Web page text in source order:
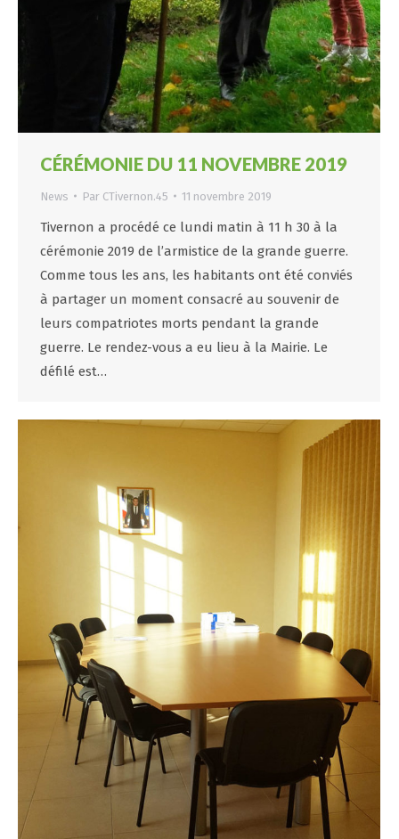
CÉRÉMONIE DU 11 NOVEMBRE 2019
News Par CTivernon.45 11 novembre 2019
Tivernon a procédé ce lundi matin à 11 h 30 à la
cérémonie 2019 de l’armistice de la grande guerre.
Comme tous les ans, les habitants ont été conviés
à partager un moment consacré au souvenir de
leurs compatriotes morts pendant la grande
guerre. Le rendez-vous a eu lieu à la Mairie. Le
défilé est…